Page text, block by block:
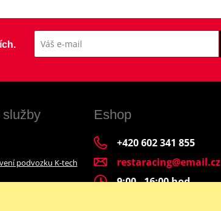
podvozku K-tech
Eshop
+420 602 341 855
restaracing@email.cz
9:00 - 16:00 hod.